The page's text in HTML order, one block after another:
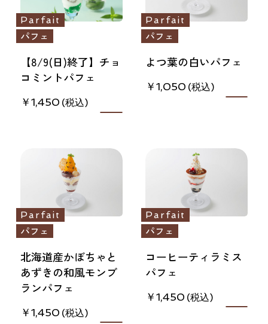
Parfait
パフェ
【8/9(日)終了】チョ
コミントパフェ
1,450
Parfait
パフェ
よつ葉の白いパフェ
1,050
Parfait
パフェ
北海道産かぼちゃと
あずきの和風モンブ
ランパフェ
1,450
Parfait
パフェ
コーヒーティラミス
パフェ
1,450